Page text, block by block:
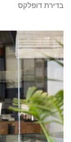
בדירת דופלקס